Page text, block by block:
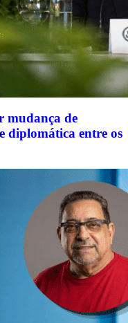
mudança de
diplomática entre os